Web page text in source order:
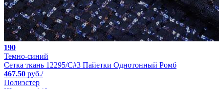
190
Темно-синий
Сетка ткань 12295/C#3 Пайетки Однотонный Ромб
467.50 руб./
Полиэстер